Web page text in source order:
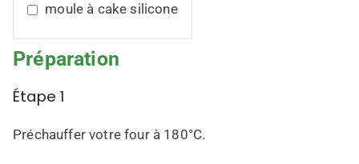
moule à cake silicone
Préparation
Étape 1
Préchauffer votre four à 180°C.